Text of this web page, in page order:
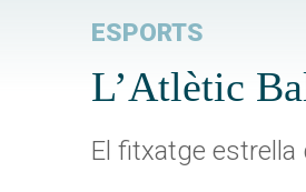
ESPORTS
L’Atlètic
El fitxatge